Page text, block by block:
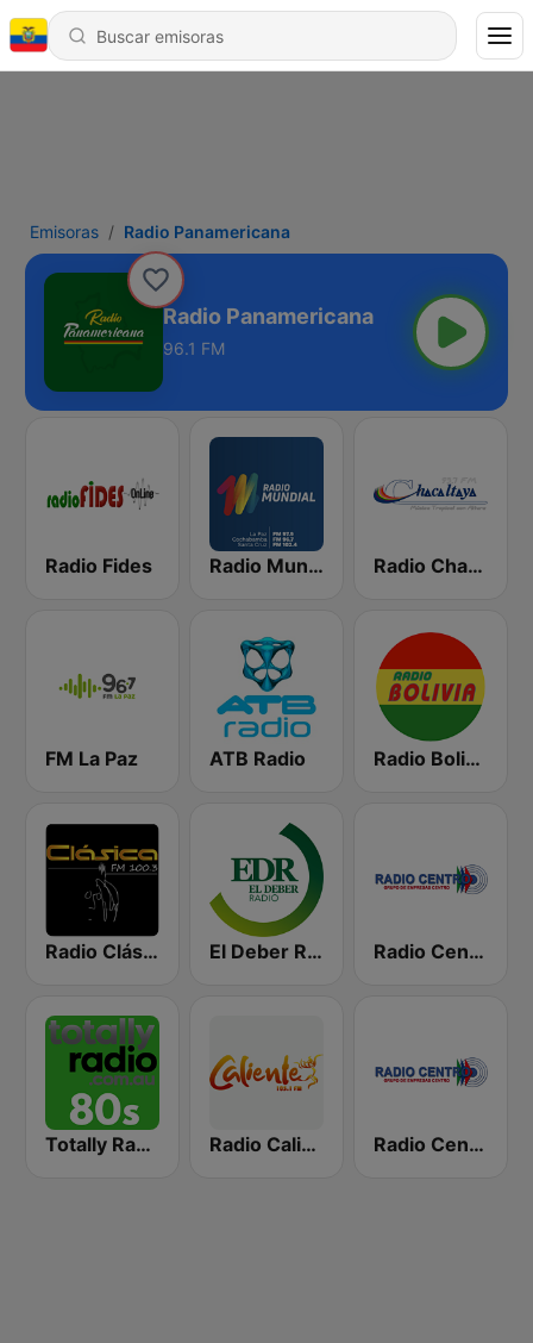
Emisoras Radio Panamericana
Radio Panamericana
96.1 FM
Radio Fides Radio Mundial Bolivia Radio Chacaltaya
FM La Paz ATB Radio Radio Bolivia
Radio Clásica 100.3 FM El Deber Radio Radio Centro FM 96.1
Totally Radio 80s Radio Caliente 105.1 FM Radio Centro AM